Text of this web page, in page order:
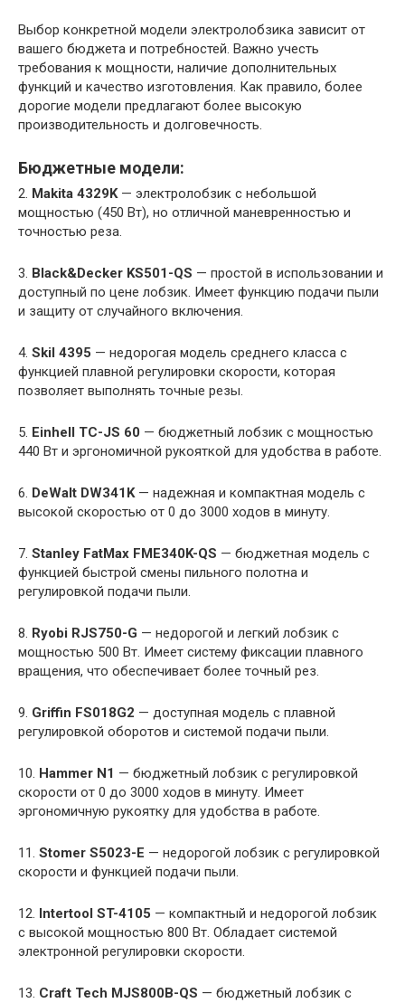
Выбор конкретной модели электролобзика зависит от
вашего бюджета и потребностей. Важно учесть
требования к мощности, наличие дополнительных
функций и качество изготовления. Как правило, более
дорогие модели предлагают более высокую
производительность и долговечность.
Бюджетные модели:
2. Makita 4329K— электролобзик с небольшой
мощностью (450 Вт), но отличной маневренностью и
точностью реза.
3. Black&Decker KS501-QS — простой в использовании и
доступный по цене лобзик. Имеет функцию подачи пыли
и защиту от случайного включения.
4. Skil 4395 — недорогая модель среднего класса с
функцией плавной регулировки скорости, которая
позволяет выполнять точные резы.
5. Einhell TC-JS 60 — бюджетный лобзик с мощностью
440 Вт и эргономичной рукояткой для удобства в работе.
6. DeWalt DW341K— надежная и компактная модель с
высокой скоростью от 0 до 3000 ходов в минуту.
7. Stanley FatMax FME340K-QS — бюджетная модель с
функцией быстрой смены пильного полотна и
регулировкой подачи пыли.
8. Ryobi RJS750-G — недорогой и легкий лобзик с
мощностью 500 Вт. Имеет систему фиксации плавного
вращения, что обеспечивает более точный рез.
9. Griffin FS018G2 — доступная модель с плавной
регулировкой оборотов и системой подачи пыли.
10. Hammer N1 — бюджетный лобзик с регулировкой
скорости от 0 до 3000 ходов в минуту. Имеет
эргономичную рукоятку для удобства в работе.
11. Stomer S5023-E — недорогой лобзик с регулировкой
скорости и функцией подачи пыли.
12. Intertool ST-4105 — компактный и недорогой лобзик
с высокой мощностью 800 Вт. Обладает системой
электронной регулировки скорости.
13. Craft Tech MJS800B-QS — бюджетный лобзик с